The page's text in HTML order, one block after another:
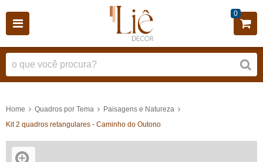
0
Home Quadros por Tema
Paisagens e Natureza
Kit 2 quadros retangulares - Caminho do Outono